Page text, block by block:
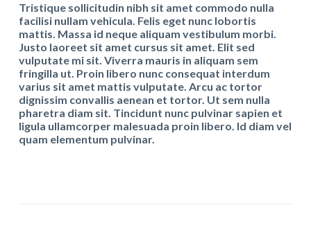
Tristique sollicitudin nibh sit amet commodo nulla
facilisi nullam vehicula. Felis eget nunc lobortis
mattis. Massa id neque aliquam vestibulum morbi.
Justo laoreet sit amet cursus sit amet. Elit sed
vulputate mi sit. Viverra mauris in aliquam sem
fringilla ut. Proin libero nunc consequat interdum
varius sit amet mattis vulputate. Arcu ac tortor
dignissim convallis aenean et tortor. Ut sem nulla
pharetra diam sit. Tincidunt nunc pulvinar sapien et
ligula ullamcorper malesuada proin libero. Id diam vel
quam elementum pulvinar.